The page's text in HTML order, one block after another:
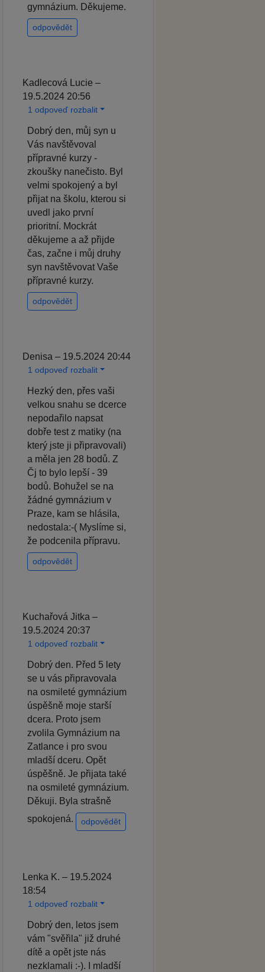
gymnázium. Děkujeme.
odpovědět
Kadlecová Lucie –
19.5.2024 20:56
1 odpoveď rozbalit
Dobrý den, můj syn u
Vás navštěvoval
přípravné kurzy -
zkoušky nanečisto. Byl
velmi spokojený a byl
přijat na školu, kterou si
uvedl jako první
prioritní. Mockrát
děkujeme a až přijde
čas, začne i můj druhy
syn navštěvovat Vaše
přípravné kurzy.
odpovědět
Denisa – 19.5.2024 20:44
1 odpoveď rozbalit
Hezký den, přes vaši
velkou snahu se dcerce
nepodařilo napsat
dobře test z matiky (na
který jste ji připravovali)
a měla jen 28 bodů. Z
Čj to bylo lepší - 39
bodů. Bohužel se na
žádné gymnázium v
Praze, kam se hlásila,
nedostala:-( Myslíme si,
že podcenila přípravu.
odpovědět
Kuchařová Jitka –
19.5.2024 20:37
1 odpoveď rozbalit
Dobrý den. Před 5 lety
se u vás připravovala
na osmileté gymnázium
úspěšně moje starší
dcera. Proto jsem
zvolila Gymnázium na
Zatlance i pro svou
mladší dceru. Opět
úspěšně. Je přijata také
na osmileté gymnázium.
Děkuji. Byla strašně
spokojená.
odpovědět
Lenka K. – 19.5.2024
18:54
1 odpoveď rozbalit
Dobrý den, letos jsem
vám "svěřila" již druhé
dítě a opět jste nás
nezklamali :-). I mladší